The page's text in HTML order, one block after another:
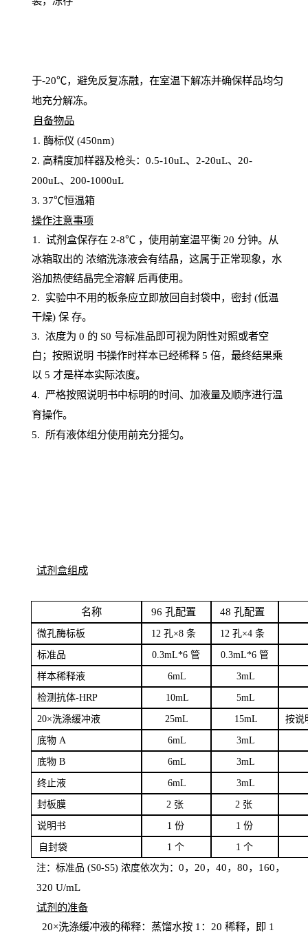
于-20℃，避免反复冻融，在室温下解冻并确保样品均匀
地充分解冻。
自备物品
1 . 酶标仪 (450nm)
2. 高精度加样器及枪头： 0.5-10uL、 2-20uL、 20-
200uL、 200-1000uL
3. 37℃恒温箱
操作注意事项
1. 试剂盒保存在 2-8℃ ，使用前室温平衡 20 分钟。从
冰箱取出的 浓缩洗涤液会有结晶，这属于正常现象，水
浴加热使结晶完全溶解 后再使用。
2. 实验中不用的板条应立即放回自封袋中，密封(低温
干燥) 保 存。
3. 浓度为 0 的 S0 号标准品即可视为阴性对照或者空
白；按照说明 书操作时样本已经稀释5 倍，最终结果乘
以 5 才是样本实际浓度。
4. 严格按照说明书中标明的时间、加液量及顺序进行温
育操作。
5. 所有液体组分使用前充分摇匀。
试剂盒组成
名称 96 孔配置 48 孔配置
微孔酶标板 12 孔×8 条 12 孔×4 条
标准品 0.3mL*6 管 0.3mL*6 管
样本稀释液 6mL 3mL
检测抗体-HRP 10mL 5mL
20×洗涤缓冲液 25mL 15mL 按说
底物A 6mL 3mL
底物B 6mL 3mL
终止液 6mL 3mL
封板膜 2 张 2 张
说明书 1 份 1 份
自封袋 1 个 1 个
注：标准品 (S0-S5) 浓度依次为： 0，20，40，80，160，
320 U/mL
试剂的准备
20×洗涤缓冲液的稀释：蒸馏水按 1：20 稀释，即 1